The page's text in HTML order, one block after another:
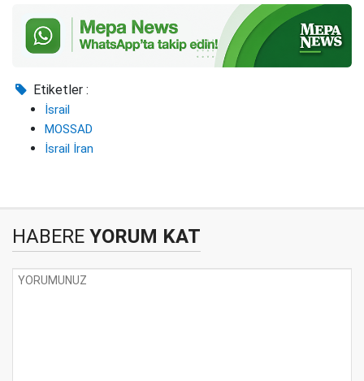
Etiketler :
İsrail
MOSSAD
İsrail İran
HABERE YORUM KAT